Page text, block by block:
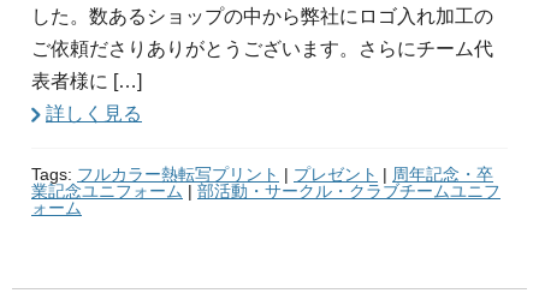
した。数あるショップの中から弊社にロゴ入れ加工の
ご依頼ださりありがとうございます。さらにチーム代
表者様に […]
詳しく見る
Tags: フルカラー熱転写プリント | プレゼント | 周年記念・卒
業記念ユニフォーム | 部活動・サークル・クラブチームユニフ
ォーム